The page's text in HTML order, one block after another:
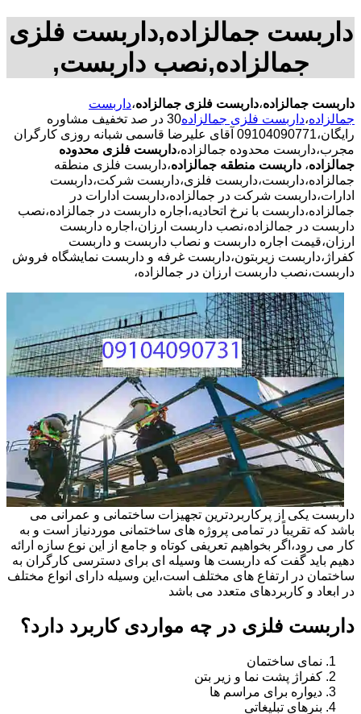
داربست جمالزاده,داربست فلزی
جمالزاده,نصب داربست,
داربست جمالزاده،داربست فلزی جمالزاده،داربست
جمالزاده،داربست فلزی جمالزاده
30 در صد تخفیف مشاوره
رایگان،09104090771 آقای علیرضا قاسمی شبانه روزی کارگران
مجرب،داربست محدوده جمالزاده،داربست فلزی محدوده
جمالزاده، داربست منطقه جمالزاده،داربست فلزی منطقه
جمالزاده،داربست،داربست فلزی،داربست شرکت،داربست
ادارات،داربست شرکت در جمالزاده،داربست ادارات در
جمالزاده،داربست با نرخ اتحادیه،اجاره داربست در جمالزاده،نصب
داربست در جمالزاده،نصب داربست ارزان،اجاره داربست
ارزان،قیمت اجاره داربست و نصاب داربست و داربست
کفراژ،داربست زیربتون،داربست غرفه و داربست نمایشگاه فروش
داربست،نصب داربست ارزان در جمالزاده،
داربست یکی از پرکاربردترین تجهیزات ساختمانی و عمرانی می
باشد که تقریباً در تمامی پروژه های ساختمانی موردنیاز است و به
کار می رود،اگر بخواهیم تعریفی کوتاه و جامع از این نوع سازه ارائه
دهیم باید گفت که داربست ها وسیله ای برای دسترسی کارگران به
ساختمان در ارتفاع های مختلف است،این وسیله دارای انواع مختلف
در ابعاد و کاربردهای متعدد می باشد
داربست فلزی در چه مواردی کاربرد دارد؟
نمای ساختمان
کفراژ پشت نما و زیر بتن
دیواره برای مراسم ها
بنرهای تبلیغاتی